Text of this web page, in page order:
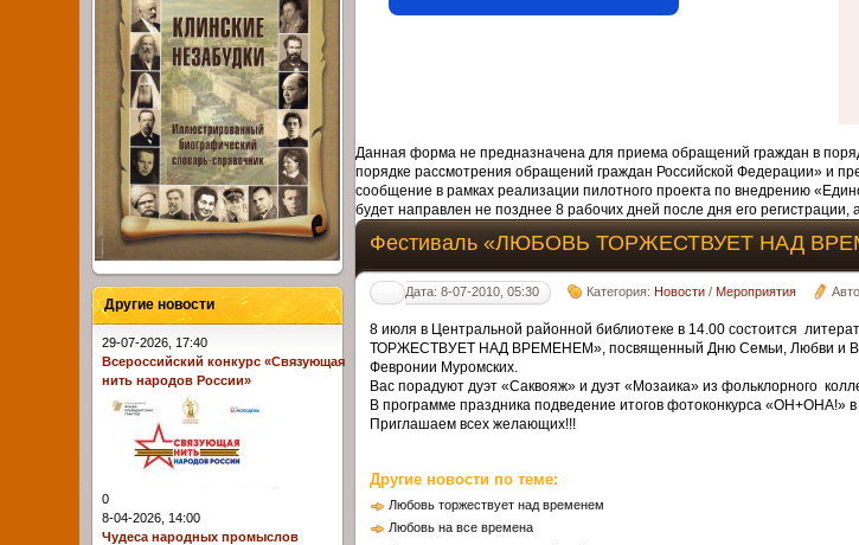
Данная форма не предназначена для приема обращений граждан в
порядке рассмотрения обращений граждан Российской Федерации» и
сообщение в рамках реализации пилотного проекта по внедрению
будет направлен не позднее 8 рабочих дней после дня его
Фестиваль «ЛЮБОВЬ ТОРЖЕСТВУЕТ НАД
Дата: 8-07-2010, 05:30 Категория:Новости /Мероприятия
8 июля в Центральной районной библиотеке в 14.00 состоится
ТОРЖЕСТВУЕТ НАД ВРЕМЕНЕМ», посвященный Дню Семьи, Любви и
Февронии Муромских.
Вас порадуют дуэт «Саквояж» и дуэт «Мозаика» из фольклорного
В программе праздника подведение итогов фотоконкурса «ОН+ОНА!»
Приглашаем всех желающих!!!
Другие новости по теме:
Любовь торжествует над временем
Любовь на все времена
Другие новости
29-07-2026, 17:40
Всероссийский конкурс «Связующая
нить народов России»
0
8-04-2026, 14:00
Чудеса народных промыслов